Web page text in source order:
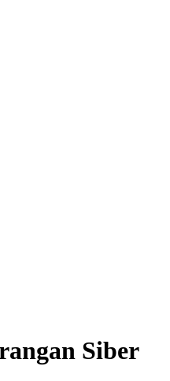
Siber